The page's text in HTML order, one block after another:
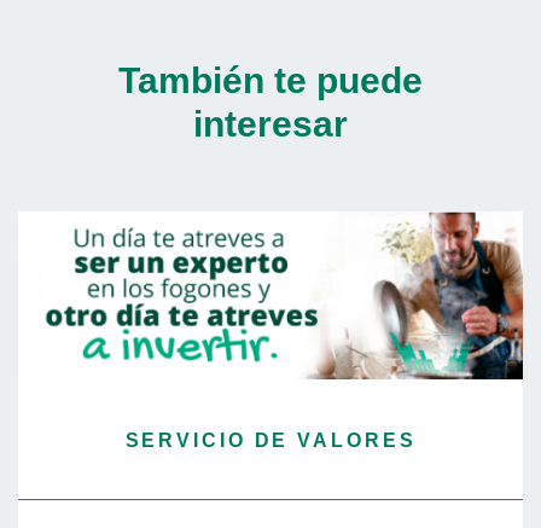
También te puede
interesar
SERVICIO DE VALORES